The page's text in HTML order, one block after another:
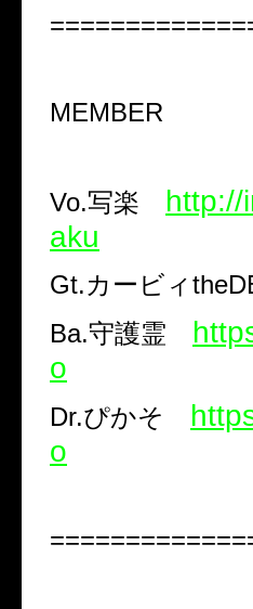
MEMBER
Vo.写楽 http://
aku
Gt.カービィ
Ba.守護霊
o
Dr.ぴかそ
o